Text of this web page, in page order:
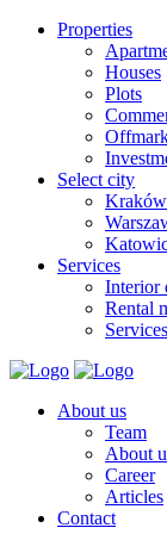
Properties
Houses
Plots
Select city
Kraków
Services
Interior
Rental
Services
About us
Team
About
Career
Articles
Contact